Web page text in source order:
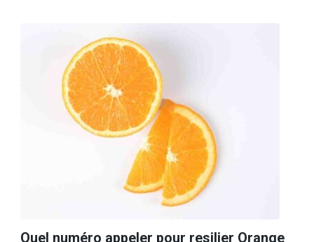
Quel numéro appeler pour resilier Orange